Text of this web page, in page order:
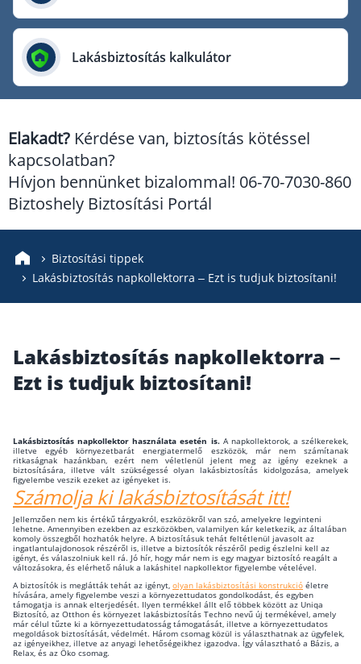
Kapcsolat
Bejelentkezés
Genertel Biztosító
Groupama Biztosító
KÖBE Biztosító Egyesület
Mondial Assistance Biztosító
Posta Biztosító
Signal Biztosító
Union Biztosító
Wáberer Hungária Biztosító
Gépjárműs hírek
Lakásbiztosítás kalkulátor
Elakadt? Kérdése van, biztosítás kötéssel
kapcsolatban?
Hívjon bennünket bizalommal! 06-70-7030-860
Biztoshely Biztosítási Portál
Biztosítási tippek
Lakásbiztosítás napkollektorra – Ezt is tudjuk biztosítani!
Lakásbiztosítás napkollektorra –
Ezt is tudjuk biztosítani!
Lakásbiztosítás napkollektor használata esetén is.A napkollektorok, a szélkerekek,
illetve egyéb környezetbarát energiatermelő eszközök, már nem számítanak
ritkaságnak hazánkban, ezért nem véletlenül jelent meg az igény ezeknek a
biztosítására, illetve vált szükségessé olyan lakásbiztosítás kidolgozása, amelyek
figyelembe veszik ezeket az igényeket is.
Számolja ki lakásbiztosítását itt!
Jellemzően nem kis értékű tárgyakról, eszközökről van szó, amelyekre legyinteni
lehetne. Amennyiben ezekben az eszközökben, valamilyen kár keletkezik, az általában
komoly összegből hozhatók helyre. A biztosításuk tehát feltétlenül javasolt az
ingatlantulajdonosok részéről is, illetve a biztosítók részéről pedig észlelni kell az
igényt, és válaszolniuk kell rá. Jó hír, hogy már nem is egy magyar biztosító reagált a
változásokra, és elérhető náluk a lakáshitel napkollektor figyelembe vételével.
A biztosítók is meglátták tehát az igényt, olyan lakásbiztosítási konstrukció életre
hívására, amely figyelembe veszi a környezettudatos gondolkodást, és egyben
támogatja is annak elterjedését. Ilyen termékkel állt elő többek között az Uniqa
Biztosító, az Otthon és környezet lakásbiztosítás Techno nevű új termékével, amely
már célul tűzte ki a környezettudatosság támogatását, illetve a környezettudatos
megoldások biztosítását, védelmét. Három csomag közül is választhatnak az ügyfelek,
az igényeikhez, illetve az anyagi lehetőségeikhez igazodva. Így választható a Bázis, a
Relax, és az Öko csomag.